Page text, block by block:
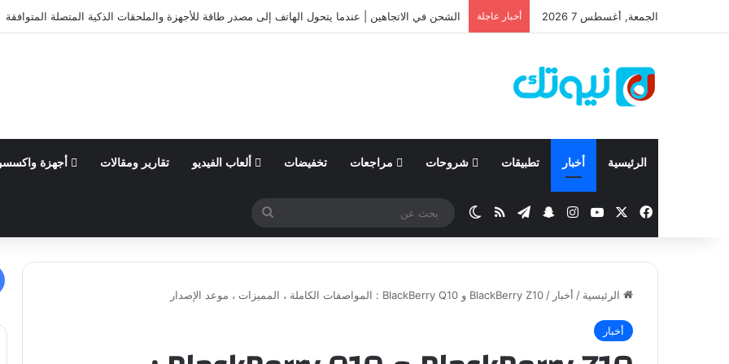
الجمعة, أغسطس 7 2026 أخبار عاجلة نيسان تعلن نتائجها المالية للربع الأول من السنة المالية 2026 وتؤكد توقعاتها المالية للعام
الرئيسية أخبار تطبيقات شروحات مراجعات تخفيضات ألعاب الفيديو تقارير ومقالات أجهزة
فيسبوك ‫YouTubeانستقرامسناب تشات
تيلقرامملخص الموقع RSS
الوضع المظلم
عن
الرئيسية / أخبار / BlackBerry Z10 و BlackBerry Q10 : المواصفات الكاملة ، المميزات ، موعد الإصدار
أخبار